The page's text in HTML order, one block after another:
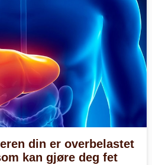
din er overbelastet
kan gjøre deg fet